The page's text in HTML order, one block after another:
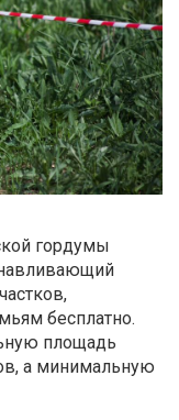
гордумы
бесплатно.
площадь
а минимальную